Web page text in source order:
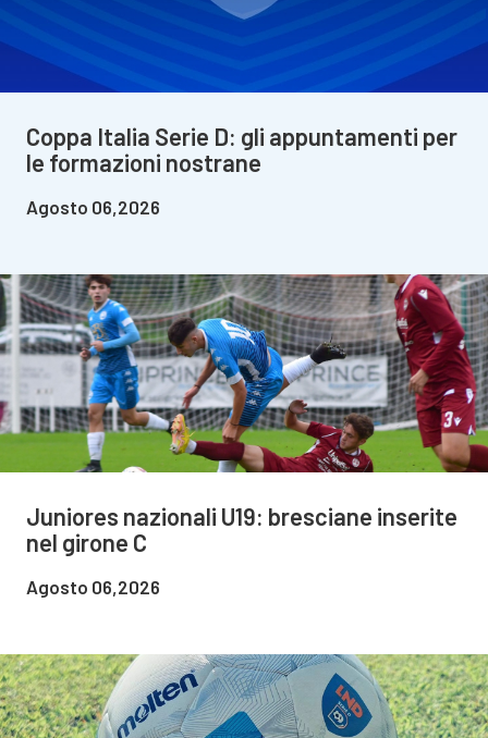
Coppa Italia Serie D: gli appuntamenti per
le formazioni nostrane
Agosto 06,2026
Juniores nazionali U19: bresciane inserite
nel girone C
Agosto 06,2026